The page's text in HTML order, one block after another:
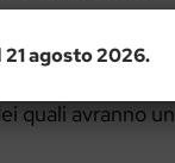
a lavorare in
quali avranno un
agosto 2026.